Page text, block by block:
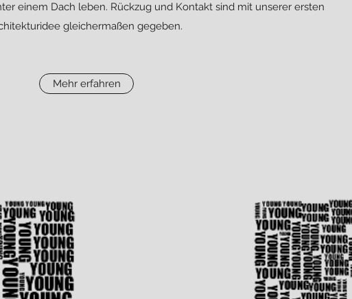
einem Dach leben. Rückzug und Kontakt sind mit unserer ersten
gleichermaßen gegeben.
Mehr erfahren